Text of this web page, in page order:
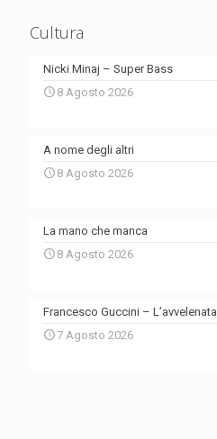
Cultura
Nicki Minaj – Super Bass
8 Agosto 2026
A nome degli altri
8 Agosto 2026
La mano che manca
8 Agosto 2026
Francesco Guccini – L’avvelenata
7 Agosto 2026